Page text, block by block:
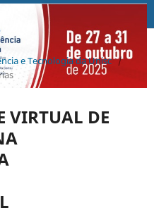
e Tecnologia da Unisc /
VIRTUAL DE